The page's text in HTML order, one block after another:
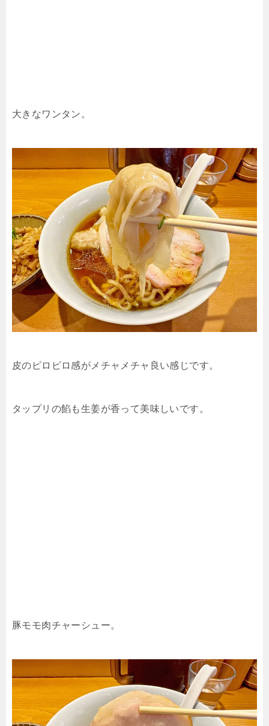
大きなワンタン。
皮のピロピロ感がメチャメチャ良い感じです。
タップリの餡も生姜が香って美味しいです。
豚モモ肉チャーシュー。